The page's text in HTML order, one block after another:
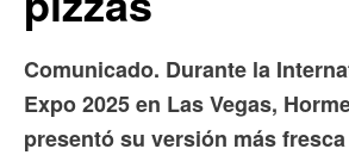
Comunicado. Durante la
Expo 2025 en Las Vegas,
presentó su versión más